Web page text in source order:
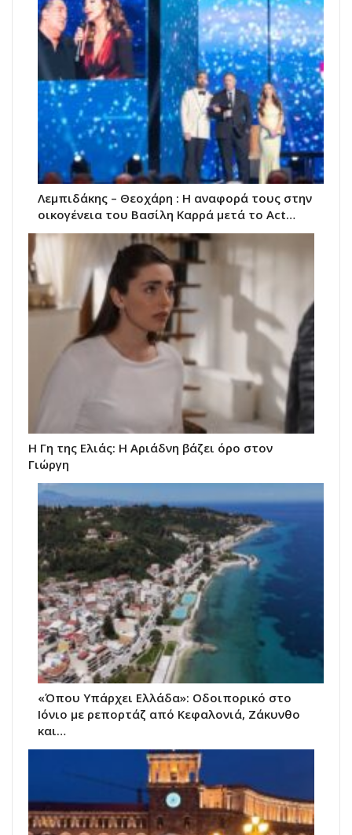
Λεμπιδάκης – Θεοχάρη : Η αναφορά τους στην
οικογένεια του Βασίλη Καρρά μετά το Act…
Η Γη της Ελιάς: Η Αριάδνη βάζει όρο στον
Γιώργη
«Όπου Υπάρχει Ελλάδα»: Οδοιπορικό στο
Ιόνιο με ρεπορτάζ από Κεφαλονιά, Ζάκυνθο
και…